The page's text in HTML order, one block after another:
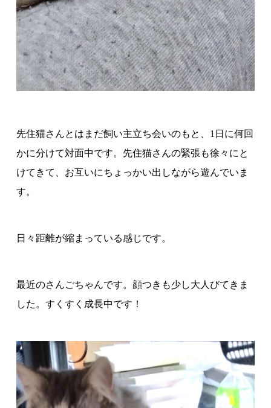
先住猫さんとはまだ飼い主立ち会いのもと、1日に何回
かに分けて対面中です。先住猫さんの緊張も徐々にと
けてきて、お互いにちょっかい出しながら遊んでいま
す。
日々距離が縮まっている感じです。
最近のさんごちゃんです。顔つきも少し大人びてきま
した。すくすく成長中です！